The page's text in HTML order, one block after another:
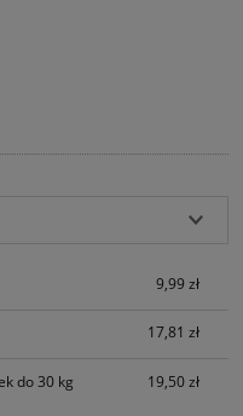
płatności
9,99 zł
17,81 zł
do 30 kg
19,50 zł